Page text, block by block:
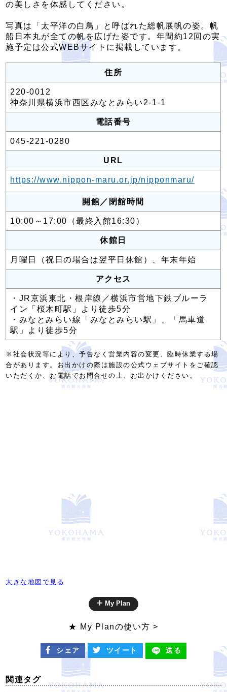
の美しさを体感してください。
写真は「太平洋の白鳥」と呼ばれた総帆展帆の姿。帆
船日本丸が全ての帆を広げた姿です。年間約12回の実
施予定は公式WEBサイトに掲載しています。
住所
220-0012
神奈川県横浜市西区みなとみらい2-1-1
電話番号
045-221-0280
URL
https://www.nippon-maru.or.jp/nipponmaru/
開館／閉館時間
10:00～17:00（最終入館16:30）
休館日
月曜日（祝日の場合は翌平日休館）、年末年始
アクセス
・JR京浜東北・根岸線／横浜市営地下鉄ブルーラ
イン「桜木町駅」より徒歩5分
・みなとみらい線「みなとみらい駅」、「馬車道
駅」より徒歩5分
※社会状況等により、予告なく営業内容の変更、臨時休業する場
合があります。お出かけの際は施設の公式ウェブサイトをご確認
いただくか、お電話でお問合せの上、お出かけください。
大きな地図で見る
My Plan
★ My Planの使い方 >
シェア ツイート 送る
関連タグ